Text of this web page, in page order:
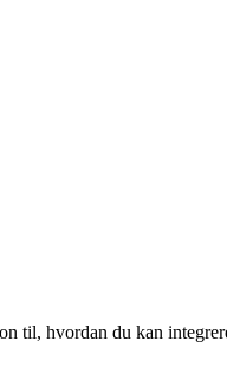
til, hvordan du kan